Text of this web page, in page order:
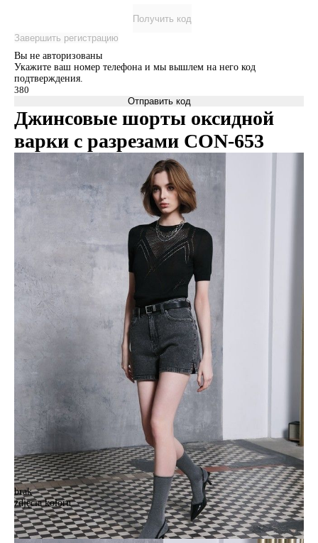
Получить код
Завершить регистрацию
Вы не авторизованы
Укажите ваш номер телефона и мы вышлем на него код
подтверждения.
Отправить код
Джинсовые шорты оксидной
варки с разрезами CON-653
brak
zdjęcia koloru
Шорты джинсовые женские CE CON-653, р.170-94, washed black
Шорты джинсовые женские CE CON-653, р.170-94, washed black
292,90 zł